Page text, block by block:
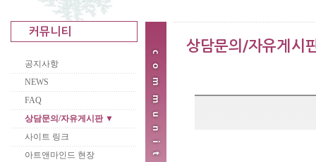
공지사항
NEWS
FAQ
상담문의/자유게시판 ▼
사이트 링크
아트앤마인드 현장